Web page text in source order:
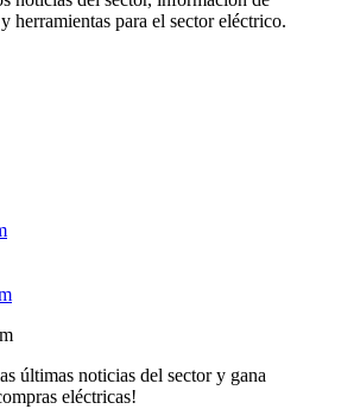
herramientas para el sector eléctrico.
últimas noticias del sector y gana
eléctricas!